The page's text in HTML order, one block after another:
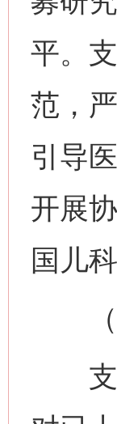
平。
范，
引导
开展
国儿
（
支持